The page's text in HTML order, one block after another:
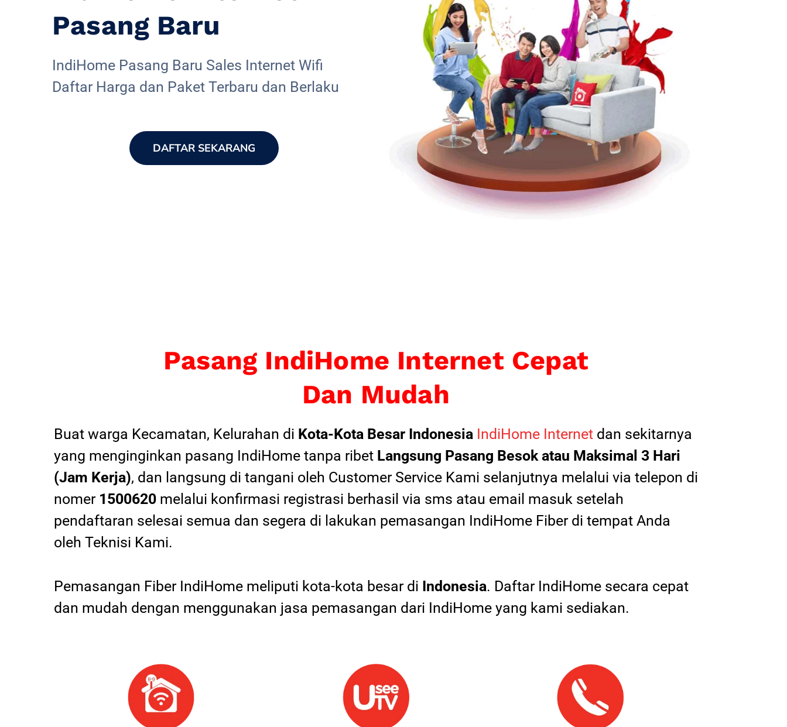
Pasang Baru
IndiHome Pasang Baru Sales Internet Wifi
Daftar Harga dan Paket Terbaru dan Berlaku
DAFTAR SEKARANG
Pasang IndiHome Internet Cepat
Dan Mudah
Buat warga Kecamatan, Kelurahan di Kota-Kota Besar Indonesia IndiHome Internet dan sekitarnya
yang menginginkan pasang IndiHome tanpa ribet Langsung Pasang Besok atau Maksimal 3 Hari
(Jam Kerja), dan langsung di tangani oleh Customer Service Kami selanjutnya melalui via telepon di
nomer 1500620 melalui konfirmasi registrasi berhasil via sms atau email masuk setelah
pendaftaran selesai semua dan segera di lakukan pemasangan IndiHome Fiber di tempat Anda
oleh Teknisi Kami.
Pemasangan Fiber IndiHome meliputi kota-kota besar di Indonesia. Daftar IndiHome secara cepat
dan mudah dengan menggunakan jasa pemasangan dari IndiHome yang kami sediakan.